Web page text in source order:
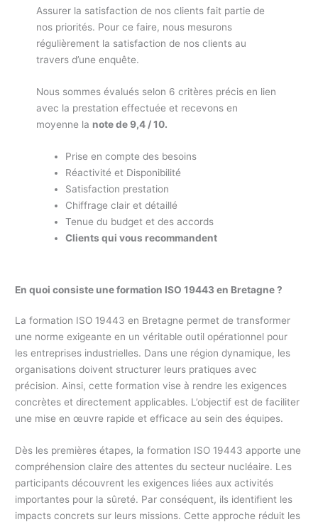
Assurer la satisfaction de nos clients fait partie de
nos priorités. Pour ce faire, nous mesurons
régulièrement la satisfaction de nos clients au
travers d’une enquête.
Nous sommes évalués selon 6 critères précis en lien
avec la prestation effectuée et recevons en
moyenne la note de 9,4 / 10.
Prise en compte des besoins
Réactivité et Disponibilité
Satisfaction prestation
Chiffrage clair et détaillé
Tenue du budget et des accords
Clients qui vous recommandent
En quoi consiste une formation ISO 19443 en Bretagne ?
La formation ISO 19443 en Bretagne permet de transformer
une norme exigeante en un véritable outil opérationnel pour
les entreprises industrielles. Dans une région dynamique, les
organisations doivent structurer leurs pratiques avec
précision. Ainsi, cette formation vise à rendre les exigences
concrètes et directement applicables. L’objectif est de faciliter
une mise en œuvre rapide et efficace au sein des équipes.
Dès les premières étapes, la formation ISO 19443 apporte une
compréhension claire des attentes du secteur nucléaire. Les
participants découvrent les exigences liées aux activités
importantes pour la sûreté. Par conséquent, ils identifient les
impacts concrets sur leurs missions. Cette approche réduit les